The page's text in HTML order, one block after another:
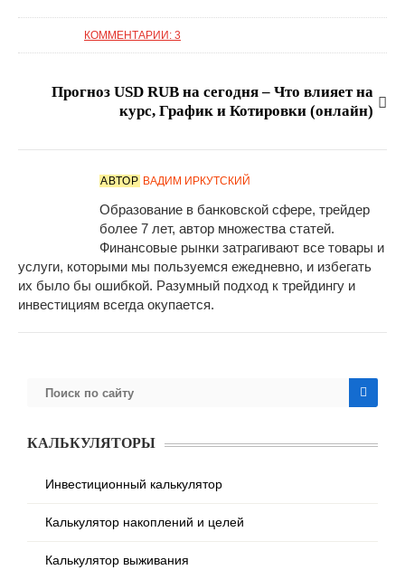
КОММЕНТАРИИ: 3
Прогноз USD RUB на сегодня – Что влияет на
курс, График и Котировки (онлайн)
АВТОР ВАДИМ ИРКУТСКИЙ
Образование в банковской сфере, трейдер
более 7 лет, автор множества статей.
Финансовые рынки затрагивают все товары и
услуги, которыми мы пользуемся ежедневно, и избегать
их было бы ошибкой. Разумный подход к трейдингу и
инвестициям всегда окупается.
КАЛЬКУЛЯТОРЫ
Инвестиционный калькулятор
Калькулятор накоплений и целей
Калькулятор выживания